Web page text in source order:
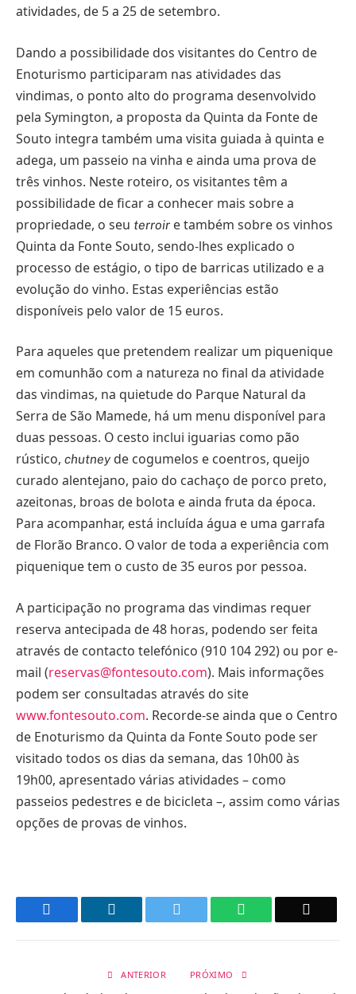
atividades, de 5 a 25 de setembro.
Dando a possibilidade dos visitantes do Centro de
Enoturismo participaram nas atividades das
vindimas, o ponto alto do programa desenvolvido
pela Symington, a proposta da Quinta da Fonte de
Souto integra também uma visita guiada à quinta e
adega, um passeio na vinha e ainda uma prova de
três vinhos. Neste roteiro, os visitantes têm a
possibilidade de ficar a conhecer mais sobre a
propriedade, o seu terroir e também sobre os vinhos
Quinta da Fonte Souto, sendo-lhes explicado o
processo de estágio, o tipo de barricas utilizado e a
evolução do vinho. Estas experiências estão
disponíveis pelo valor de 15 euros.
Para aqueles que pretendem realizar um piquenique
em comunhão com a natureza no final da atividade
das vindimas, na quietude do Parque Natural da
Serra de São Mamede, há um menu disponível para
duas pessoas. O cesto inclui iguarias como pão
rústico, chutney de cogumelos e coentros, queijo
curado alentejano, paio do cachaço de porco preto,
azeitonas, broas de bolota e ainda fruta da época.
Para acompanhar, está incluída água e uma garrafa
de Florão Branco. O valor de toda a experiência com
piquenique tem o custo de 35 euros por pessoa.
A participação no programa das vindimas requer
reserva antecipada de 48 horas, podendo ser feita
através de contacto telefónico (910 104 292) ou por e-
mail (reservas@fontesouto.com). Mais informações
podem ser consultadas através do site
www.fontesouto.com. Recorde-se ainda que o Centro
de Enoturismo da Quinta da Fonte Souto pode ser
visitado todos os dias da semana, das 10h00 às
19h00, apresentado várias atividades – como
passeios pedestres e de bicicleta –, assim como várias
opções de provas de vinhos.
WhatsApp
ANTERIOR PRÓXIMO